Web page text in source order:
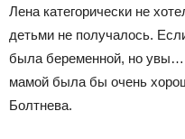
Лена категорически не
детьми не получалось.
была беременной, но увы…
мамой была бы очень
Болтнева.